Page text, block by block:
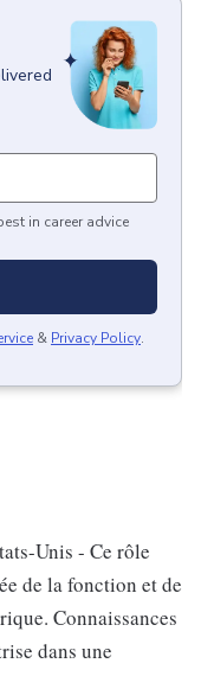
in career advice
& Privacy Policy.
Unis - Ce rôle
de la fonction et de
Connaissances
dans une